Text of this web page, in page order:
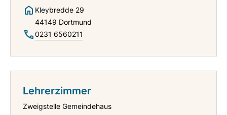
Kleybredde 29
44149 Dortmund
0231 6560211
Lehrerzimmer
Zweigstelle Gemeindehaus